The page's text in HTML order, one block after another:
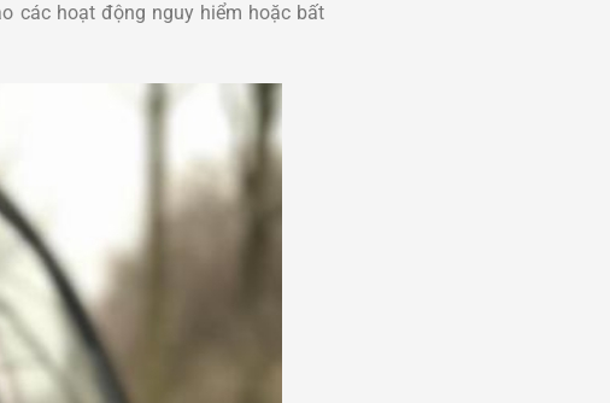
các hoạt động nguy hiểm hoặc bất